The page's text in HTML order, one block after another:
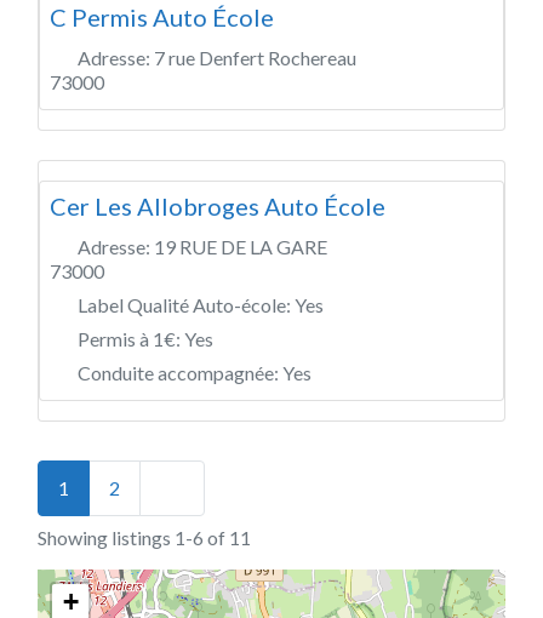
C Permis Auto École
Adresse: 7 rue Denfert Rochereau
73000
Cer Les Allobroges Auto École
Adresse: 19 RUE DE LA GARE
73000
Label Qualité Auto-école: Yes
Permis à 1€: Yes
Conduite accompagnée: Yes
Posts navigation
1 2
Showing listings 1-6 of 11
+